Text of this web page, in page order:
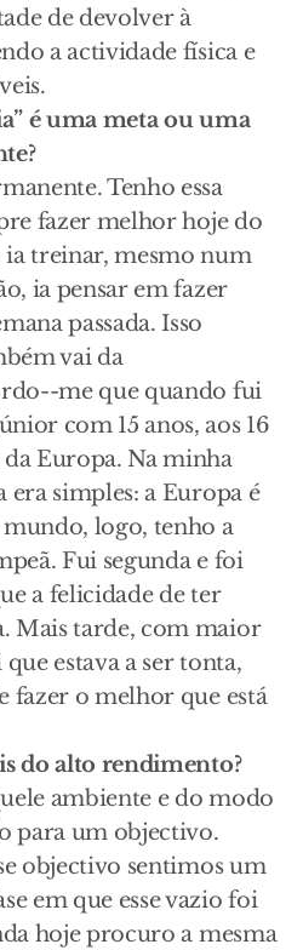
de devolver à
a actividade física e
é uma meta ou uma
Tenho essa
fazer melhor hoje do
treinar, mesmo num
ia pensar em fazer
passada. Isso
vai da
me que quando fui
com 15 anos, aos 16
Europa. Na minha
era simples: a Europa é
logo, tenho a
Fui segunda e foi
a felicidade de ter
Mais tarde, com maior
estava a ser tonta,
fazer o melhor que está
do alto rendimento?
ambiente e do modo
para um objectivo.
objectivo sentimos um
em que esse vazio foi
hoje procuro a mesma